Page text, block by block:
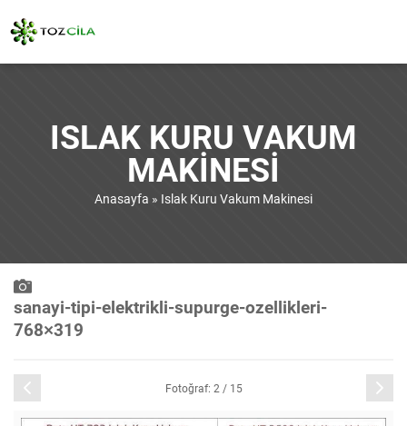
ISLAK KURU VAKUM
MAKINESI
Anasayfa » Islak Kuru Vakum Makinesi
sanayi-tipi-elektrikli-supurge-ozellikleri-
768×319
Fotoğraf: 2 / 15